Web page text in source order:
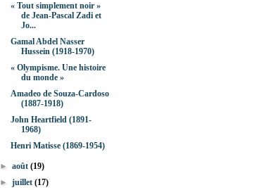
« Tout simplement noir »
de Jean-Pascal Zadi et
Jo...
Gamal Abdel Nasser
Hussein (1918-1970)
« Olympisme. Une histoire
du monde »
Amadeo de Souza-Cardoso
(1887-1918)
John Heartfield (1891-
1968)
Henri Matisse (1869-1954)
►août(19)
►juillet(17)